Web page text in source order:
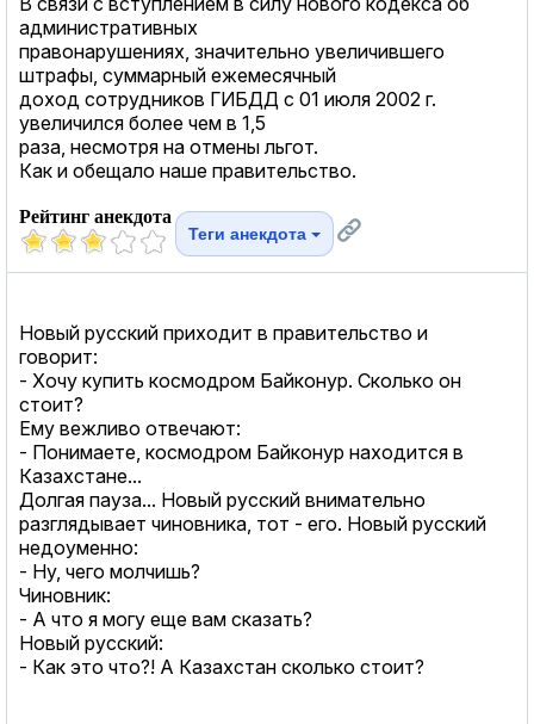
административных
правонарушениях, значительно увеличившего
штрафы, суммарный ежемесячный
доход сотрудников ГИБДД с 01 июля 2002 г.
увеличился более чем в 1,5
раза, несмотря на отмены льгот.
Как и обещало наше правительство.
Рейтинг анекдота
Теги анекдота
Новый русский приходит в правительство и
говорит:
- Хочу купить космодром Байконур. Сколько он
стоит?
Ему вежливо отвечают:
- Понимаете, космодром Байконур находится в
Казахстане...
Долгая пауза... Новый русский внимательно
разглядывает чиновника, тот - его. Новый русский
недоуменно:
- Ну, чего молчишь?
Чиновник:
- А что я могу еще вам сказать?
Новый русский:
- Как это что?! А Казахстан сколько стоит?